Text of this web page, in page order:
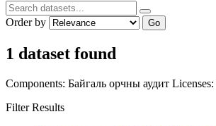
Order by Go
1 dataset found
Components: Байгаль орчны аудит Licenses:
Filter Results